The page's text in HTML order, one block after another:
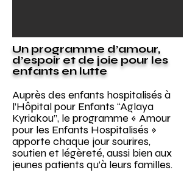
Un programme d’amour,
d’espoir et de joie pour les
enfants en lutte
Auprès des enfants hospitalisés à
l’Hôpital pour Enfants “Aglaya
Kyriakou”, le programme « Amour
pour les Enfants Hospitalisés »
apporte chaque jour sourires,
soutien et légèreté, aussi bien aux
jeunes patients qu’à leurs familles.